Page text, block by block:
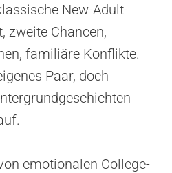
New-Adult-
zweite Chancen,
familiäre Konflikte.
Paar, doch
emotionalen College-